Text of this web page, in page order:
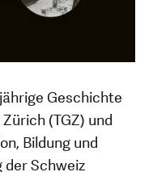
Geschichte
(TGZ) und
Bildung und
Schweiz